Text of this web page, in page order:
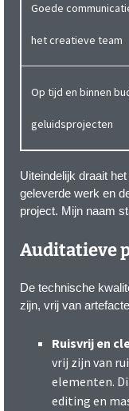
Goede
het creatieve team
Op tijd en binnen
geluidsprojecten
Uiteindelijk draait
geleverde werk en
project. Mijn naam
Auditatieve
De technische
zijn, vrij van
Ruisvrij en
vrij zijn van
elementen.
editing en